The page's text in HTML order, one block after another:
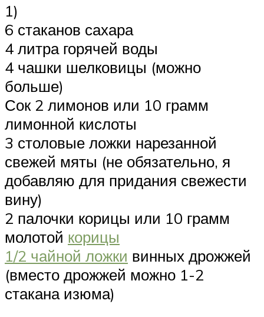
1)
6 стаканов сахара
4 литра горячей воды
4 чашки шелковицы (можно
больше)
Сок 2 лимонов или 10 грамм
лимонной кислоты
3 столовые ложки нарезанной
свежей мяты (не обязательно, я
добавляю для придания свежести
вину)
2 палочки корицы или 10 грамм
молотой корицы
1/2 чайной ложки винных дрожжей
(вместо дрожжей можно 1-2
стакана изюма)